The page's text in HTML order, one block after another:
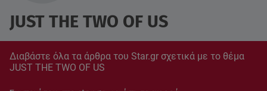
JUST THE TWO OF US
Διαβάστε όλα τα άρθρα του Star.gr σχετικά με το θέμα
JUST THE TWO OF US